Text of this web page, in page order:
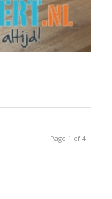
Page 1 of 4